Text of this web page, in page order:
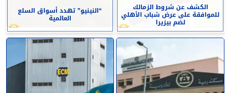
الكشف عن شروط الزمالك
للموافقة على عرض شباب الأهلي
لضم بيزيرا
“النينيو” تهدد أسواق السلع
العالمية